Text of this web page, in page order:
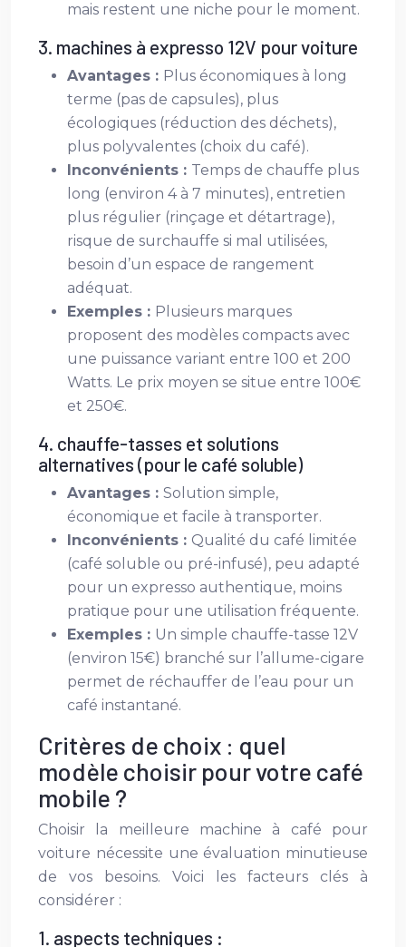
mais restent une niche pour le moment.
3. machines à expresso 12V pour voiture
Avantages : Plus économiques à long
terme (pas de capsules), plus
écologiques (réduction des déchets),
plus polyvalentes (choix du café).
Inconvénients : Temps de chauffe plus
long (environ 4 à 7 minutes), entretien
plus régulier (rinçage et détartrage),
risque de surchauffe si mal utilisées,
besoin d’un espace de rangement
adéquat.
Exemples : Plusieurs marques
proposent des modèles compacts avec
une puissance variant entre 100 et 200
Watts. Le prix moyen se situe entre 100€
et 250€.
4. chauffe-tasses et solutions
alternatives (pour le café soluble)
Avantages : Solution simple,
économique et facile à transporter.
Inconvénients : Qualité du café limitée
(café soluble ou pré-infusé), peu adapté
pour un expresso authentique, moins
pratique pour une utilisation fréquente.
Exemples : Un simple chauffe-tasse 12V
(environ 15€) branché sur l’allume-cigare
permet de réchauffer de l’eau pour un
café instantané.
Critères de choix : quel
modèle choisir pour votre café
mobile ?
Choisir la meilleure machine à café pour
voiture nécessite une évaluation minutieuse
de vos besoins. Voici les facteurs clés à
considérer :
1. aspects techniques :